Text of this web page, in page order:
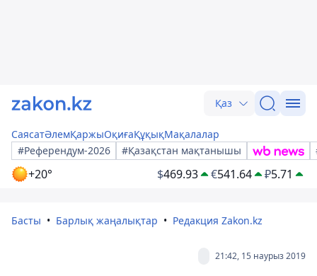
Қаз
СаясатӘлемҚаржыОқиғаҚұқықМақалалар
#Референдум-2026
#Қазақстан мақтанышы
+20° $469.93 €541.64 ₽5.71
Басты Барлық жаңалықтар Редакция Zakon.kz
21:42, 15 наурыз 2019